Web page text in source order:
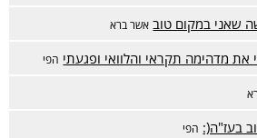
שאני במקום טוב אשר ברא
את מדהימה תקראי והלוואי ופגעתי הפי
בעז"ה(: הפי